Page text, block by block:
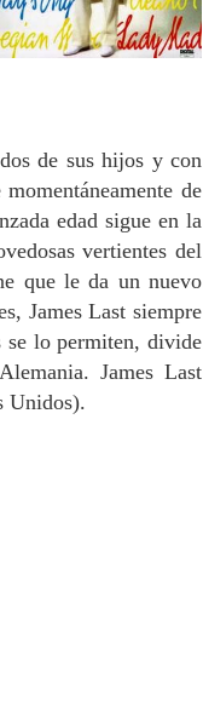
de sus hijos y con
de
edad sigue en la
vertientes del
que le da un nuevo
James Last siempre
se lo permiten, divide
James Last
Unidos).